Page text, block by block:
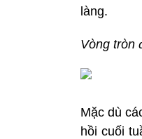
làng.
Vòng tròn
Mặc dù
hồi cuối